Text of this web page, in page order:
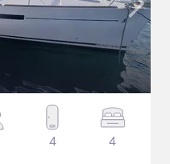
4 4